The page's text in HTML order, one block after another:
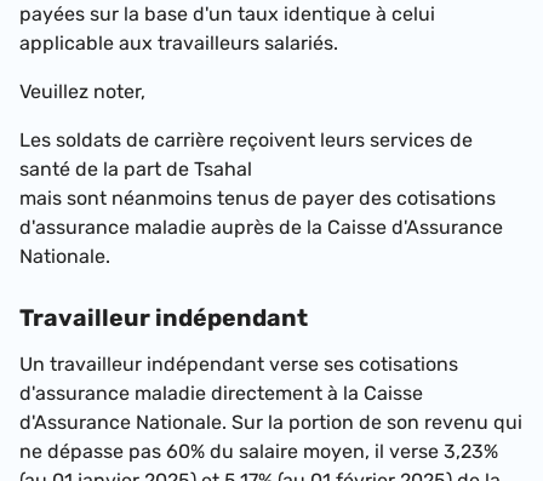
payées sur la base d'un taux identique à celui
applicable aux travailleurs salariés.
Veuillez noter,
Les soldats de carrière reçoivent leurs services de
santé de la part de Tsahal
mais sont néanmoins tenus de payer des cotisations
d'assurance maladie auprès de la Caisse d'Assurance
Nationale.
Travailleur indépendant
Un travailleur indépendant verse ses cotisations
d'assurance maladie directement à la Caisse
d'Assurance Nationale. Sur la portion de son revenu qui
ne dépasse pas 60% du salaire moyen, il verse 3,23%